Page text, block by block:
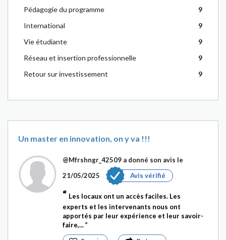
Pédagogie du programme
9
International
9
Vie étudiante
9
Réseau et insertion professionnelle
9
Retour sur investissement
9
Un master en innovation, on y va !!!
@Mfrshngr_42509 a donné son avis le
21/05/2025
Avis vérifié
Les locaux ont un accès faciles. Les
experts et les intervenants nous ont
apportés par leur expérience et leur savoir-
faire,...